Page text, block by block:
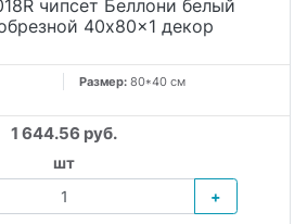
чипсет Беллони белый
40x80x1 декор
Размер: 80*40 см
1 644.56 руб.
шт
+